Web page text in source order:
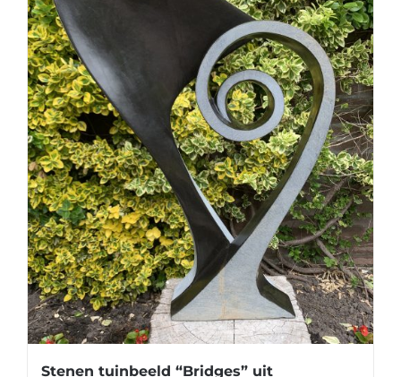
Stenen tuinbeeld “Bridges” uit